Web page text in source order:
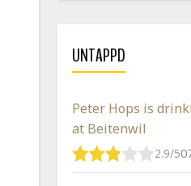
UNTAPPD
Peter Hops is
at Beitenwil
2.9/5